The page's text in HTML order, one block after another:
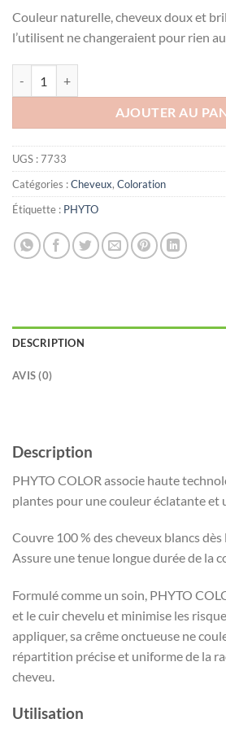
Couleur naturelle, cheveux doux et
l’utilisent ne changeraient pour rien
AJOUTER AU
UGS :7733
Catégories :Cheveux, Coloration
Étiquette : PHYTO
DESCRIPTION
AVIS (0)
Description
PHYTO COLOR associe haute
plantes pour une couleur éclatante et
Couvre 100 % des cheveux blancs
Assure une tenue longue durée de la
Formulé comme un soin, PHYTO
et le cuir chevelu et minimise les
appliquer, sa crême onctueuse ne
répartition précise et uniforme de la
cheveu.
Utilisation